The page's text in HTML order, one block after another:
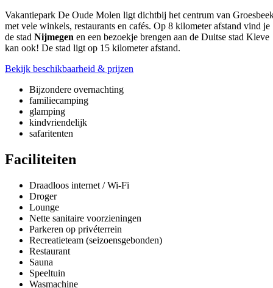
Vakantiepark De Oude Molen ligt dichtbij het centrum van
met vele winkels, restaurants en cafés. Op 8 kilometer afstand vind je
de stad Nijmegen en een bezoekje brengen aan de Duitse stad Kleve
kan ook! De stad ligt op 15 kilometer afstand.
Bekijk beschikbaarheid & prijzen
Bijzondere overnachting
familiecamping
glamping
kindvriendelijk
safaritenten
Faciliteiten
Draadloos internet / Wi-Fi
Droger
Lounge
Nette sanitaire voorzieningen
Parkeren op privéterrein
Recreatieteam (seizoensgebonden)
Restaurant
Sauna
Speeltuin
Wasmachine